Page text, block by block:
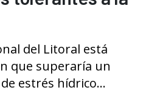
del Litoral está
que superaría un
estrés hídrico...